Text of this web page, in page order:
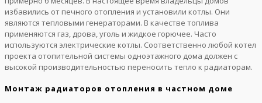
избавились от печного отопления и установили котлы. Они
являются тепловыми генераторами. В качестве топлива
применяются газ, дрова, уголь и жидкое горючее. Часто
используются электрические котлы. Соответственно любой котел
проекта отопительной системы одноэтажного дома должен с
высокой производительностью переносить тепло к радиаторам.
Монтаж радиаторов отопления в частном доме